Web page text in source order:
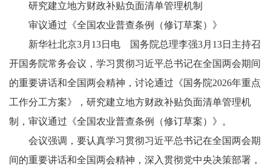
研究建立地方财政补贴负面清单管理机制
审议通过《全国农业普查条例（修订草案）》
新华社北京3月13日电 国务院总理李强3月13日主持召
开国务院常务会议，学习贯彻习近平总书记在全国两会期间
的重要讲话和全国两会精神，讨论通过《国务院2026年重点
工作分工方案》，研究建立地方财政补贴负面清单管理机
制，审议通过《全国农业普查条例（修订草案）》。
会议强调，要认真学习贯彻习近平总书记在全国两会期
间的重要讲话和全国两会精神，深入贯彻党中央决策部署，